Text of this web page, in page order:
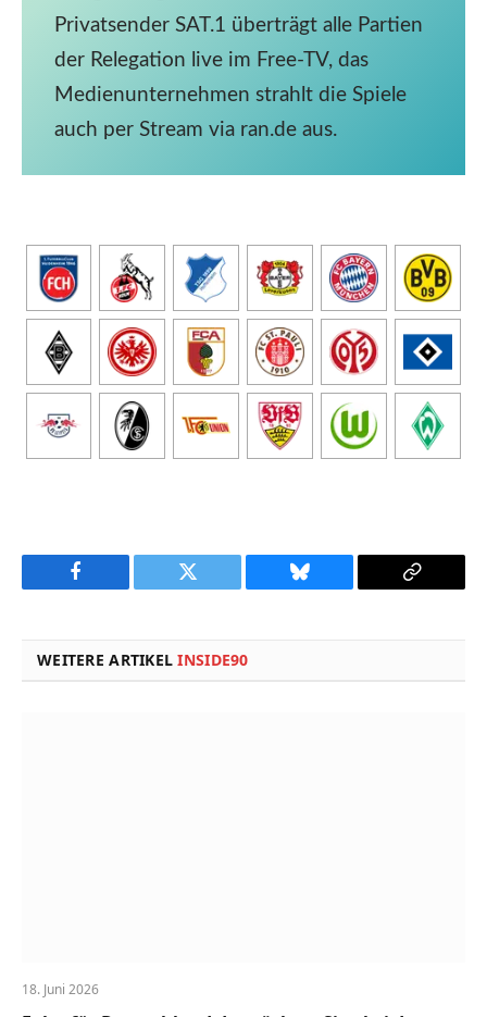
Privatsender SAT.1 überträgt alle Partien
der Relegation live im Free-TV, das
Medienunternehmen strahlt die Spiele
auch per Stream via ran.de aus.
Facebook Twitter Bluesky
Copy
WEITERE ARTIKELINSIDE90
18. Juni 2026